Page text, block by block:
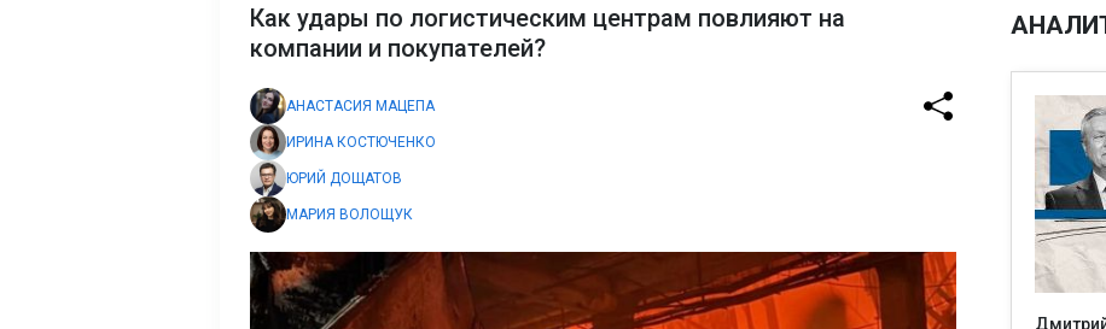
Как удары по логистическим центрам повлияют на
компании и покупателей?
АНАСТАСИЯ МАЦЕПА
ИРИНА КОСТЮЧЕНКО
ЮРИЙ ДОЩАТОВ
МАРИЯ ВОЛОЩУК